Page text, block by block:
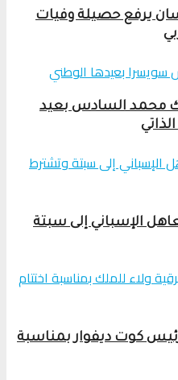
يرفع حصيلة وفيات
محمد السادس بعيد
الإسباني إلى سبتة
كوت ديفوار بمناسبة